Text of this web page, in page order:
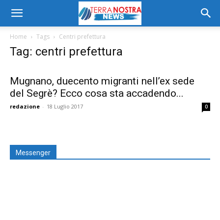
Home Tags Centri prefettura
Tag: centri prefettura
Mugnano, duecento migranti nell’ex sede
del Segrè? Ecco cosa sta accadendo...
redazione - 18 Luglio 2017 0
Messenger